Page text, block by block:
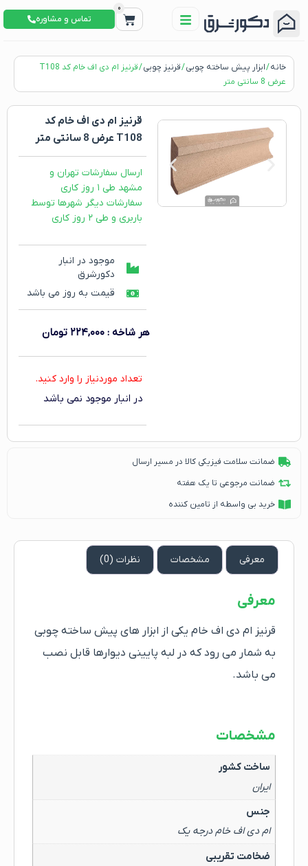
0
تماس و مشاوره
خانه/ابزار پیش ساخته چوبی/قرنیز چوبی
/ قرنیز ام دی اف خام کد T108
عرض 8 سانتی متر
قرنیز ام دی اف خام کد
T108 عرض 8 سانتی متر
ارسال سفارشات تهران و
مشهد طی ۱ روز کاری
سفارشات دیگر شهرها توسط
باربری و طی ۲ روز کاری
موجود در انبار
دکورشرق
قیمت به روز می باشد
هر شاخه :۲۲۴,۰۰۰ تومان
تعداد موردنیاز را وارد کنید.
در انبار موجود نمی باشد
ضمانت سلامت فیزیکی کالا در مسیر ارسال
ضمانت مرجوعی تا یک هفته
خرید بی واسطه از تامین کننده
معرفی مشخصات نظرات (0)
معرفی
قرنیز ام دی اف خام یکی از ابزار های پیش ساخته چوبی
به شمار می رود که در لبه پایینی دیوارها قابل نصب
می باشد.
مشخصات
ساخت کشور
ایران
جنس
ام دی اف خام درجه یک
ضخامت تقریبی